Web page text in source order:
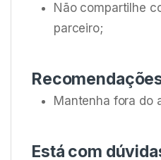
Não compartilhe
parceiro;
Mantenha fora do
Está com